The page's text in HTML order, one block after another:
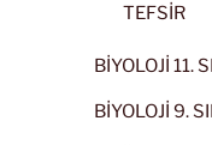
TEFSİR
BİYOLOJİ 11.
BİYOLOJİ 9.